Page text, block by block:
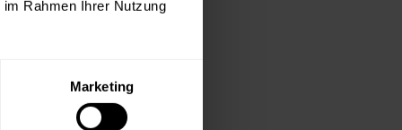
Rahmen Ihrer Nutzung
Marketing